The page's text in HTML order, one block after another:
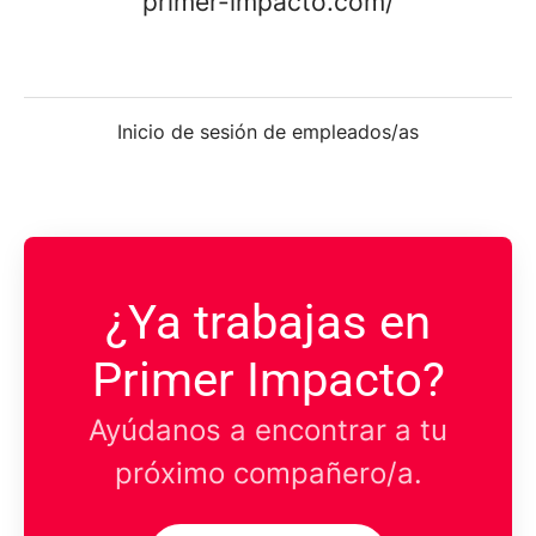
Inicio de sesión de empleados/as
¿Ya trabajas en
Primer Impacto?
Ayúdanos a encontrar a tu
próximo compañero/a.